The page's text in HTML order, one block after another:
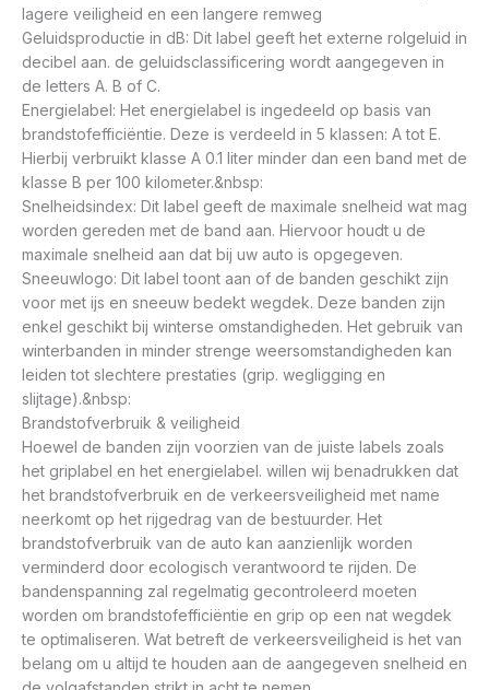
lagere veiligheid en een langere remweg
Geluidsproductie in dB: Dit label geeft het externe rolgeluid in
decibel aan. de geluidsclassificering wordt aangegeven in
de letters A. B of C.
Energielabel: Het energielabel is ingedeeld op basis van
brandstofefficiëntie. Deze is verdeeld in 5 klassen: A tot E.
Hierbij verbruikt klasse A 0.1 liter minder dan een band met de
klasse B per 100 kilometer.&nbsp:
Snelheidsindex: Dit label geeft de maximale snelheid wat mag
worden gereden met de band aan. Hiervoor houdt u de
maximale snelheid aan dat bij uw auto is opgegeven.
Sneeuwlogo: Dit label toont aan of de banden geschikt zijn
voor met ijs en sneeuw bedekt wegdek. Deze banden zijn
enkel geschikt bij winterse omstandigheden. Het gebruik van
winterbanden in minder strenge weersomstandigheden kan
leiden tot slechtere prestaties (grip. wegligging en
slijtage).&nbsp:
Brandstofverbruik & veiligheid
Hoewel de banden zijn voorzien van de juiste labels zoals
het griplabel en het energielabel. willen wij benadrukken dat
het brandstofverbruik en de verkeersveiligheid met name
neerkomt op het rijgedrag van de bestuurder. Het
brandstofverbruik van de auto kan aanzienlijk worden
verminderd door ecologisch verantwoord te rijden. De
bandenspanning zal regelmatig gecontroleerd moeten
worden om brandstofefficiëntie en grip op een nat wegdek
te optimaliseren. Wat betreft de verkeersveiligheid is het van
belang om u altijd te houden aan de aangegeven snelheid en